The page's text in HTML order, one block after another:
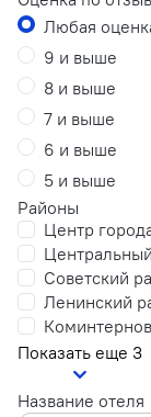
Любая
9 и выше
8 и выше
7 и выше
6 и выше
5 и выше
Районы
Центр
Советский
Ленинский
Показать еще 3
Название отеля